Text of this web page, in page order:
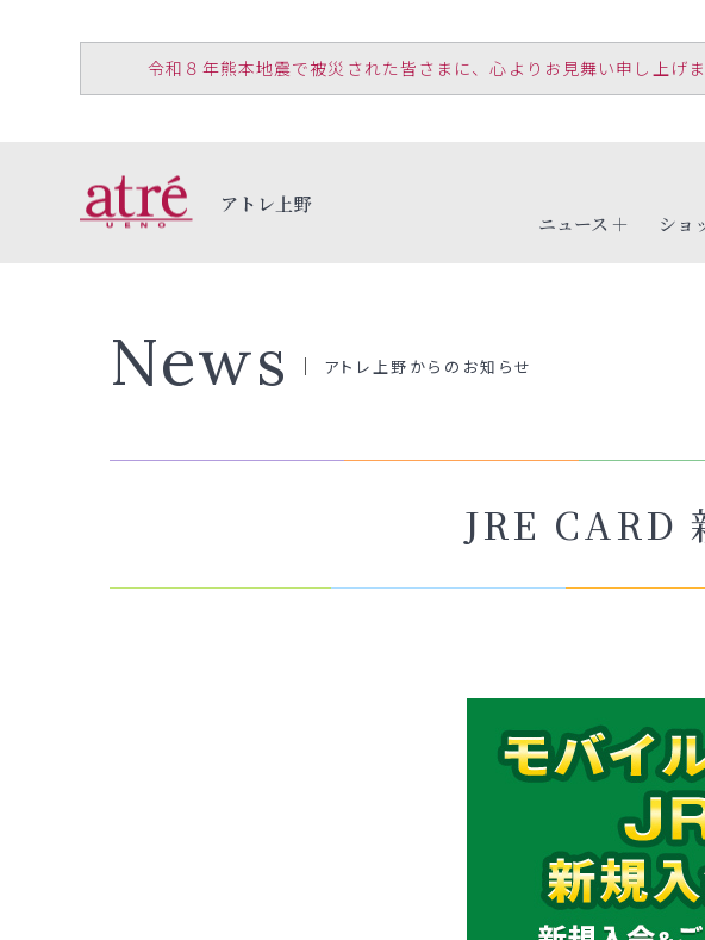
令和８年熊本地震で被災された皆さまに、心よりお見舞い申し上げま
アトレ上野
ニュース
ショ
News アトレ上野からのお知らせ
JRE CARD